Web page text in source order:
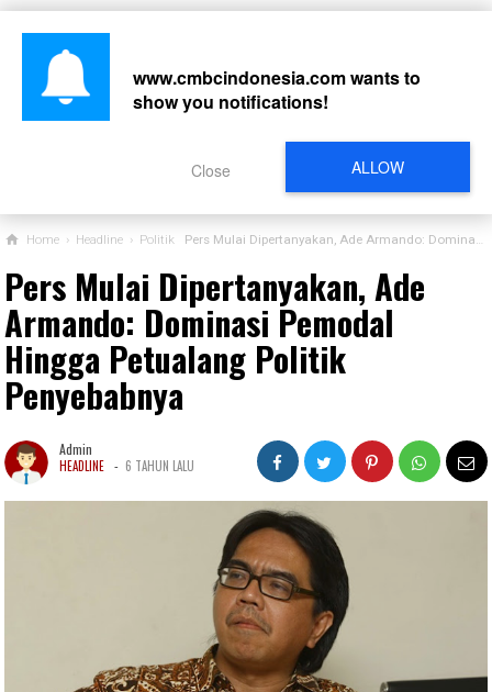
Home › Headline › Politik Pers Mulai Dipertanyakan, Ade Armando: Dominasi Pemodal Hingga Petualang Politik Penyebabnya
Pers Mulai Dipertanyakan, Ade
Armando: Dominasi Pemodal
Hingga Petualang Politik
Penyebabnya
Admin
HEADLINE - 6 TAHUN LALU
www.cmbcindonesia.comwants to
show you notifications!
ALLOW
Close